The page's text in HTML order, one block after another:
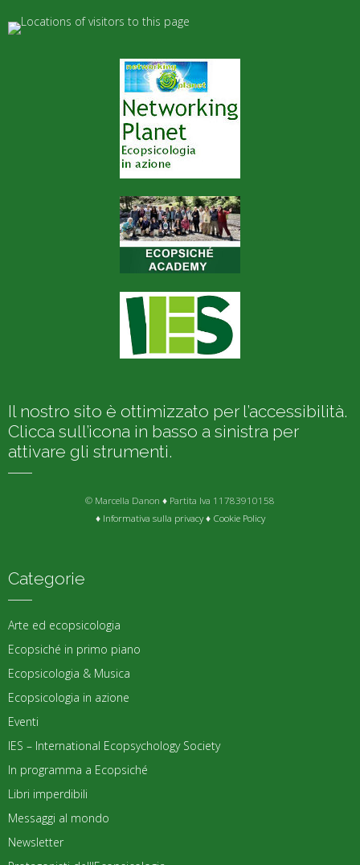
Il nostro sito è ottimizzato per l’accessibilità.
Clicca sull’icona in basso a sinistra per
attivare gli strumenti.
© Marcella Danon ♦ Partita Iva 11783910158
♦ Informativa sulla privacy♦ Cookie Policy
Categorie
Arte ed ecopsicologia
Ecopsiché in primo piano
Ecopsicologia & Musica
Ecopsicologia in azione
Eventi
IES – International Ecopsychology Society
In programma a Ecopsiché
Libri imperdibili
Messaggi al mondo
Newsletter